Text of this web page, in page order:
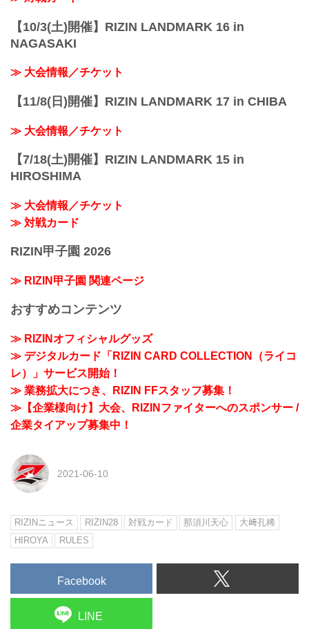
【10/3(土)開催】RIZIN LANDMARK 16 in
NAGASAKI
≫ 大会情報／チケット
【11/8(日)開催】RIZIN LANDMARK 17 in CHIBA
≫ 大会情報／チケット
【7/18(土)開催】RIZIN LANDMARK 15 in
HIROSHIMA
≫ 大会情報／チケット
≫ 対戦カード
RIZIN甲子園 2026
≫ RIZIN甲子園 関連ページ
おすすめコンテンツ
≫ RIZINオフィシャルグッズ
≫ デジタルカード「RIZIN CARD COLLECTION（ライコ
レ）」サービス開始！
≫ 業務拡大につき、RIZIN FFスタッフ募集！
≫【企業様向け】大会、RIZINファイターへのスポンサー /
企業タイアップ募集中！
2021-06-10
RIZINニュース RIZIN28 対戦カード 那須川天心
大﨑孔稀
HIROYA
RULES
Facebook
LINE